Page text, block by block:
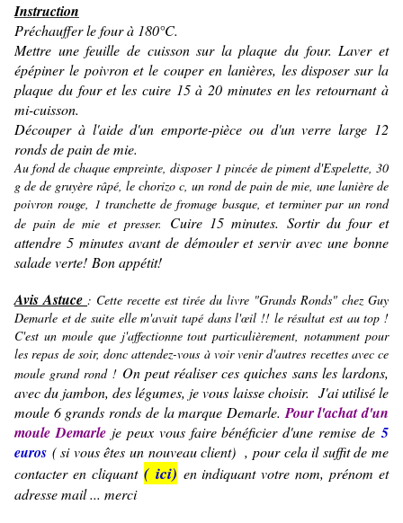
Instruction
Préchauffer le four à 180°C.
Mettre une feuille de cuisson sur la plaque du four. Laver et
épépiner le poivron et le couper en lanières, les disposer sur la
plaque du four et les cuire 15 à 20 minutes en les retournant à
mi-cuisson.
Découper à l'aide d'un emporte-pièce ou d'un verre large 12
ronds de pain de mie.
Au fond de chaque empreinte, disposer 1 pincée de piment d'Espelette, 30
g de de gruyère râpé, le chorizo c, un rond de pain de mie, une lanière de
poivron rouge, 1 tranchette de fromage basque, et terminer par un rond
de pain de mie et presser. Cuire 15 minutes. Sortir du four et
attendre 5 minutes avant de démouler et servir avec une bonne
salade verte! Bon appétit!
Avis Astuce : Cette recette est tirée du livre "Grands Ronds" chez Guy
Demarle et de suite elle m'avait tapé dans l'œil !! le résultat est au top !
C'est un moule que j'affectionne tout particulièrement, notamment pour
les repas de soir, donc attendez-vous à voir venir d'autres recettes avec ce
moule grand rond ! On peut réaliser ces quiches sans les lardons,
avec du jambon, des légumes, je vous laisse choisir. J'ai utilisé le
moule 6 grands ronds de la marque Demarle. Pour l'achat d'un
moule Demarle je peux vous faire bénéficier d'une remise de5
euros ( si vous êtes un nouveau client) , pour cela il suffit de me
contacter en cliquant ( ici) en indiquant votre nom, prénom et
adresse mail ... merci